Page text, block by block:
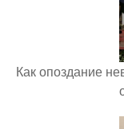
Как опоздание